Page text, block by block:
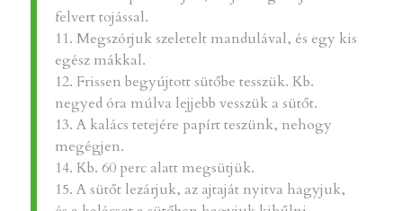
felvert tojással.
11. Megszórjuk szeletelt mandulával, és egy kis
egész mákkal.
12. Frissen begyújtott sütőbe tesszük. Kb.
negyed óra múlva lejjebb vesszük a sütőt.
13. A kalács tetejére papírt teszünk, nehogy
megégjen.
14. Kb. 60 perc alatt megsütjük.
15. A sütőt lezárjuk, az ajtaját nyitva hagyjuk,